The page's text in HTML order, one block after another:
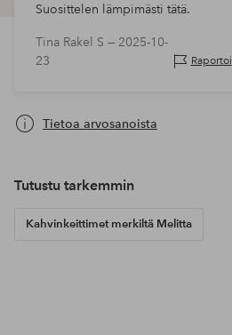
Suosittelen lämpimästi tätä.
Tina Rakel S — 2025-10-
23
Raportoi
Tietoa arvosanoista
Tutustu tarkemmin
Kahvinkeittimet merkiltä Melitta